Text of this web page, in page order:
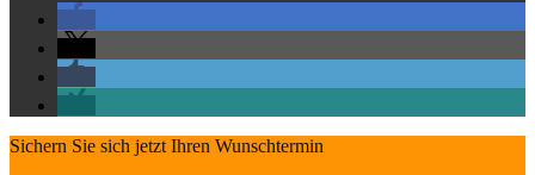
Sichern Sie sich jetzt Ihren Wunschtermin